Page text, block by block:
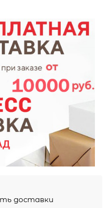
доставки